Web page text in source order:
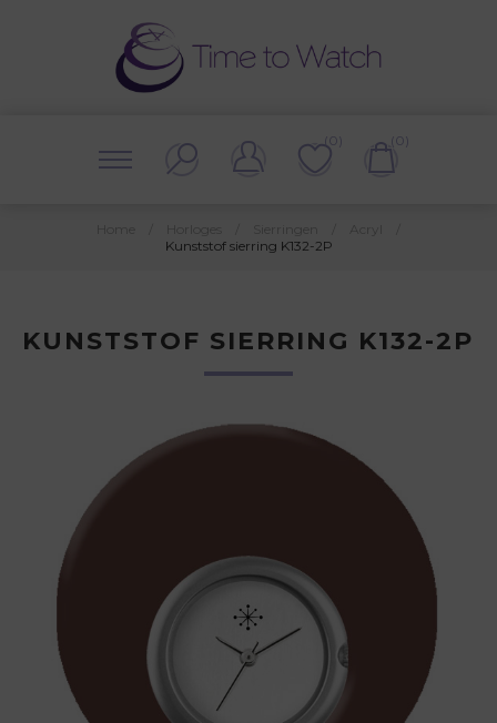
(0) (0)
Kunststof sierring K132-2P
KUNSTSTOF SIERRING K132-2P